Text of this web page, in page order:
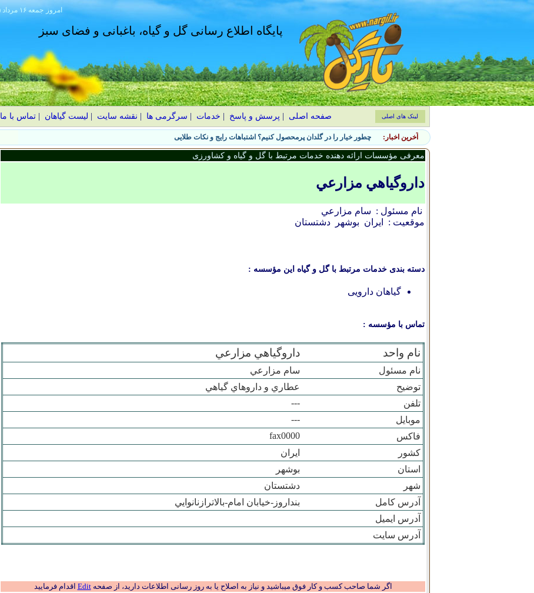
۱۴۰۵ جمعه ۱۶ مرداد امروز
پایگاه اطلاع رسانی گل و گیاه، باغبانی و فضای سبز
صفحه اصلی پرسش و پاسخ خدمات سرگرمی ها نقشه سایت لیست گیاهان |تماس با ما لینک های اصلی
آخرین اخبار: چطور خیار را در گلدان پرمحصول کنیم؟ اشتباهات رایج و نکات طلایی
معرفی مؤسسات ارائه دهنده خدمات مرتبط با گل و گیاه و کشاورزی
داروگياهي مزارعي
نام مسئول : سام مزارعي
موقعیت :
ایران بوشهر دشتستان
دسته بندی خدمات مرتبط با گل و گیاه این مؤسسه :
گیاهان دارویی
تماس با مؤسسه :
نام واحد داروگياهي مزارعي
نام مسئول
سام مزارعي
توضیح
عطاري و داروهاي گياهي
تلفن
---
موبایل
---
فاکس
fax0000
کشور
ایران
استان
بوشهر
شهر
دشتستان
آدرس کامل
بنداروز-خيابان امام-بالاترازنانوايي
آدرس ایمیل
آدرس سایت
اگر شما صاحب کسب و کار فوق میباشید و نیاز به اصلاح یا به روز رسانی اطلاعات دارید، از صفحهEdit اقدام فرمایید